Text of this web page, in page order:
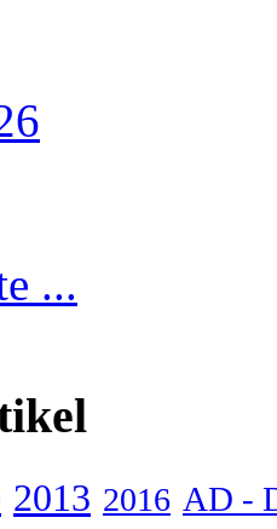
...
2013 2016 AD -